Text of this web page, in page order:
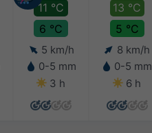
11 °C
6 °C
5 km/h
0-5 mm
3 h
13 °C
5 °C
8 km/h
0-5 mm
6 h